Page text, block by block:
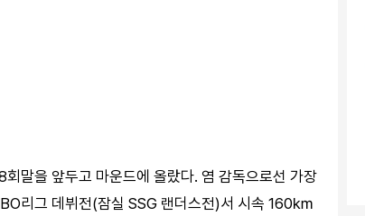
말을 앞두고 마운드에 올랐다. 염 감독으로선 가장
리그 데뷔전(잠실 SSG 랜더스전)서 시속 160㎞